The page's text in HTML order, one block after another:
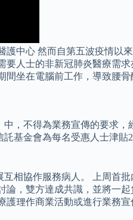
中心 然而自第五波疫情以
人士的非新冠肺炎醫療需
坐在電腦前工作，導致腰骨
，不得為業務宣傳的要求
基金會為每名受惠人士津貼
相協作服務病人。 上周首
，雙方達成共識，並將一
理作商業活動或進行業務